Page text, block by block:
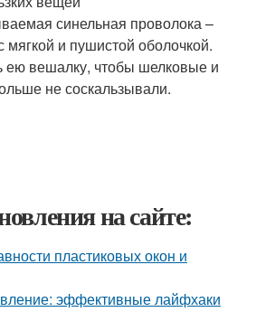
синельная проволока –
и пушистой оболочкой.
ею вешалку, чтобы шелковые и
не соскальзывали.
на сайте:
пластиковых окон и
эффективные лайфхаки